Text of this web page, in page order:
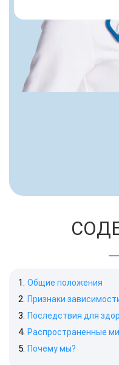
Общие положения
Признаки
Последствия для
Распространенные
Почему мы?